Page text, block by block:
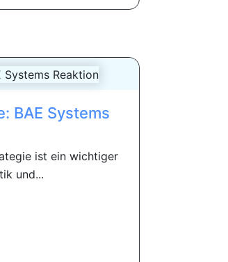
BAE Systems
ist ein wichtiger
und...